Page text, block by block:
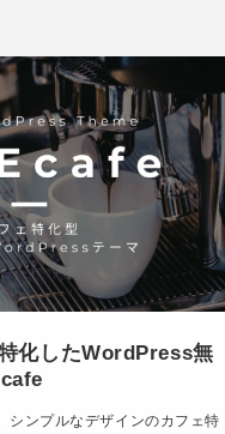
化したWordPress無
シンプルなデザインのカフェ特